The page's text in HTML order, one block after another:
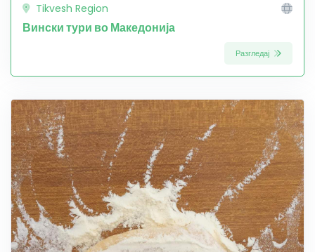
Tikvesh Region
Вински тури во Македонија
Разгледај